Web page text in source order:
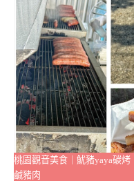
桃園觀音美食｜魷豬yaya碳
鹹豬肉